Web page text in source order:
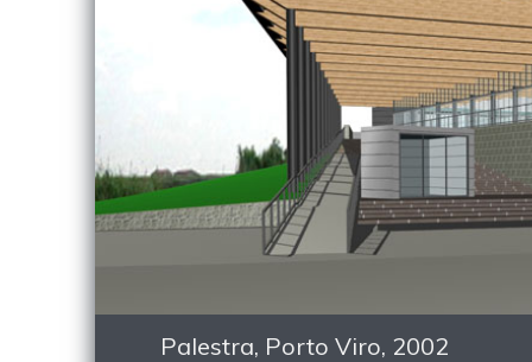
Palestra, Porto Viro, 2002